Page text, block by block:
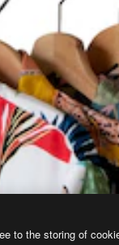
to the storing of